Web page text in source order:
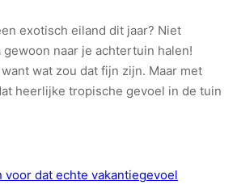
exotisch eiland dit jaar? Niet
naar je achtertuin halen!
wat zou dat fijn zijn. Maar met
heerlijke tropische gevoel in de tuin